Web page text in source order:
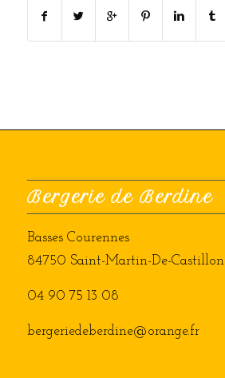
Bergerie de Berdine
Basses Courennes
84750 Saint-Martin-De-Castillon
04 90 75 13 08
bergeriedeberdine@orange.fr